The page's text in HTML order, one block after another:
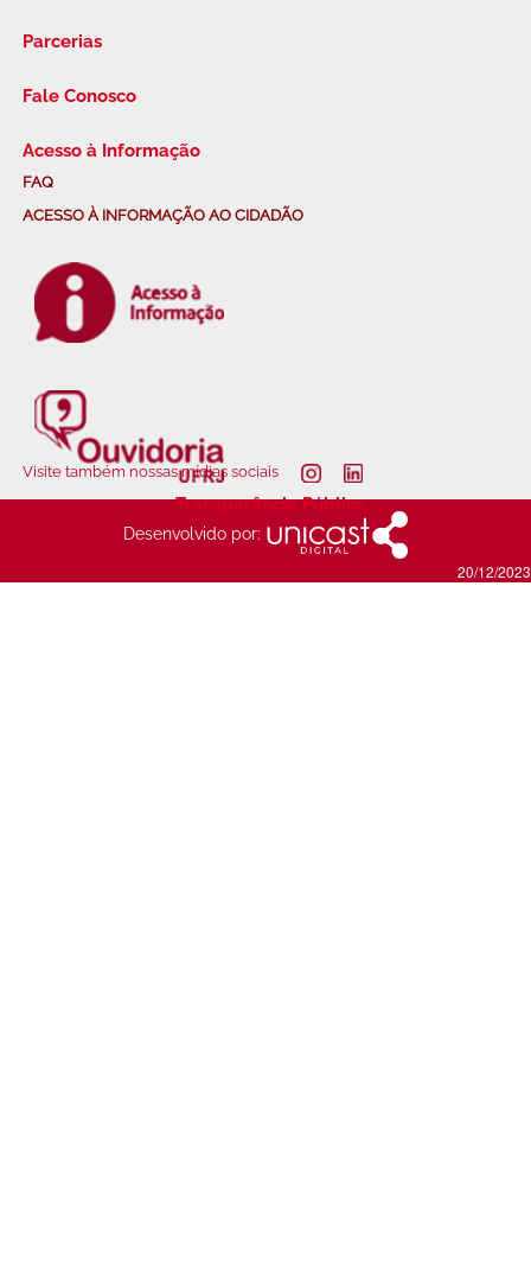
Parcerias
Fale Conosco
Acesso à Informação
FAQ
ACESSO À INFORMAÇÃO AO CIDADÃO
Visite também nossas mídias sociais
Transparência Pública
Desenvolvido por:
20/12/2023